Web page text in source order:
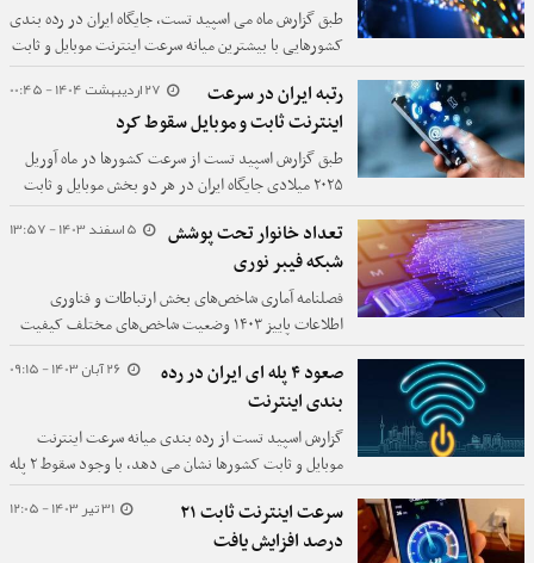
طبق گزارش ماه می اسپید تست، جایگاه ایران در رده بندی
کشورهایی با بیشترین میانه سرعت اینترنت موبایل و ثابت
به ترتیب دو و سه پله صعود کرده است.
27 اردیبهشت 1404 - 00:45
رتبه ایران در سرعت
اینترنت ثابت و موبایل سقوط کرد
طبق گزارش اسپید تست از سرعت کشورها در ماه آوریل
۲۰۲۵ میلادی جایگاه ایران در هر دو بخش موبایل و ثابت
یک پله سقوط کرده است.
5 اسفند 1403 - 13:57
تعداد خانوار تحت پوشش
شبکه فیبر نوری
فصلنامه آماری شاخص‌های بخش ارتباطات و فناوری
اطلاعات پاییز ۱۴۰۳ وضعیت شاخص‌های مختلف کیفیت
شبکه‌های ثابت و پهن‌باند را از جنبه‌های مختلف مورد
بررسی قرار می‌دهد.
26 آبان 1403 - 09:15
صعود ۴ پله ای ایران در رده
بندی اینترنت
گزارش اسپید تست از رده بندی میانه سرعت اینترنت
موبایل و ثابت کشورها نشان می دهد، با وجود سقوط ۲ پله
ای ایران در بخش اینترنت موبایل، جایگاه آن در بخش
اینترنت ثابت ۴ پله ارتقا یافته است.
31 تیر 1403 - 12:05
سرعت اینترنت ثابت ۲۱
درصد افزایش یافت